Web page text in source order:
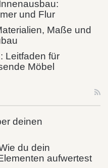
und Flur
Maße und
Leitfaden für
Möbel
deinen
du dein
aufwertest